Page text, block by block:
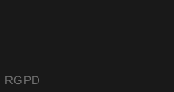
RGPD